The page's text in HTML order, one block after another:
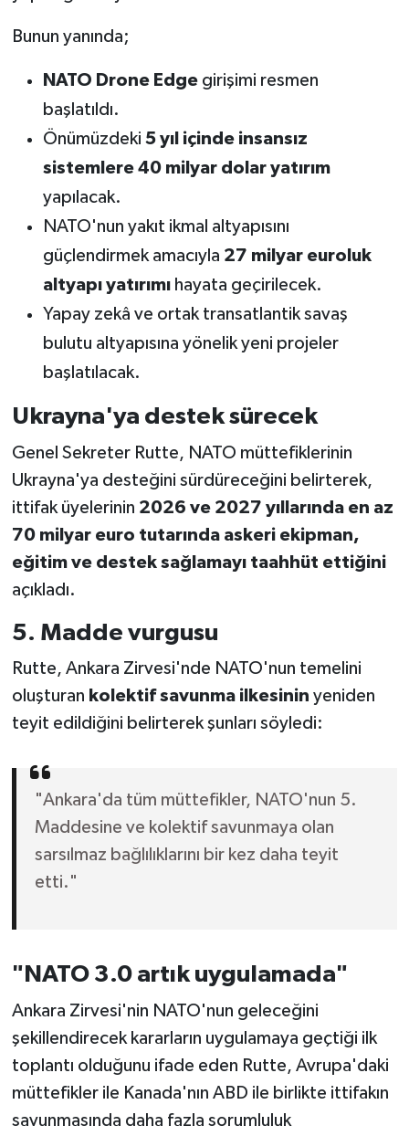
Bunun yanında;
NATO Drone Edgegirişimi resmen
başlatıldı.
Önümüzdeki 5 yıl içinde insansız
sistemlere 40 milyar dolar yatırım
yapılacak.
NATO'nun yakıt ikmal altyapısını
güçlendirmek amacıyla 27 milyar euroluk
altyapı yatırımıhayata geçirilecek.
Yapay zekâ ve ortak transatlantik savaş
bulutu altyapısına yönelik yeni projeler
başlatılacak.
Ukrayna'ya destek sürecek
Genel Sekreter Rutte, NATO müttefiklerinin
Ukrayna'ya desteğini sürdüreceğini belirterek,
ittifak üyelerinin 2026 ve 2027 yıllarında en az
70 milyar euro tutarında askeri ekipman,
eğitim ve destek sağlamayı taahhüt ettiğini
açıkladı.
5. Madde vurgusu
Rutte, Ankara Zirvesi'nde NATO'nun temelini
oluşturan kolektif savunma ilkesinin yeniden
teyit edildiğini belirterek şunları söyledi:
"Ankara'da tüm müttefikler, NATO'nun 5.
Maddesine ve kolektif savunmaya olan
sarsılmaz bağlılıklarını bir kez daha teyit
etti."
"NATO 3.0 artık uygulamada"
Ankara Zirvesi'nin NATO'nun geleceğini
şekillendirecek kararların uygulamaya geçtiği ilk
toplantı olduğunu ifade eden Rutte, Avrupa'daki
müttefikler ile Kanada'nın ABD ile birlikte ittifakın
savunmasında daha fazla sorumluluk